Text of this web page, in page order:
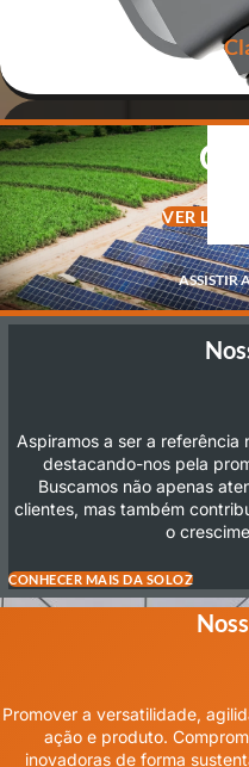
VER
ASSISTIR
Aspiramos a ser a referência
destacando-nos pela
Buscamos não apenas
clientes, mas também
o
CONHECER MAIS DA SOLOZ
Promover a versatilidade,
ação e produto.
inovadoras de forma